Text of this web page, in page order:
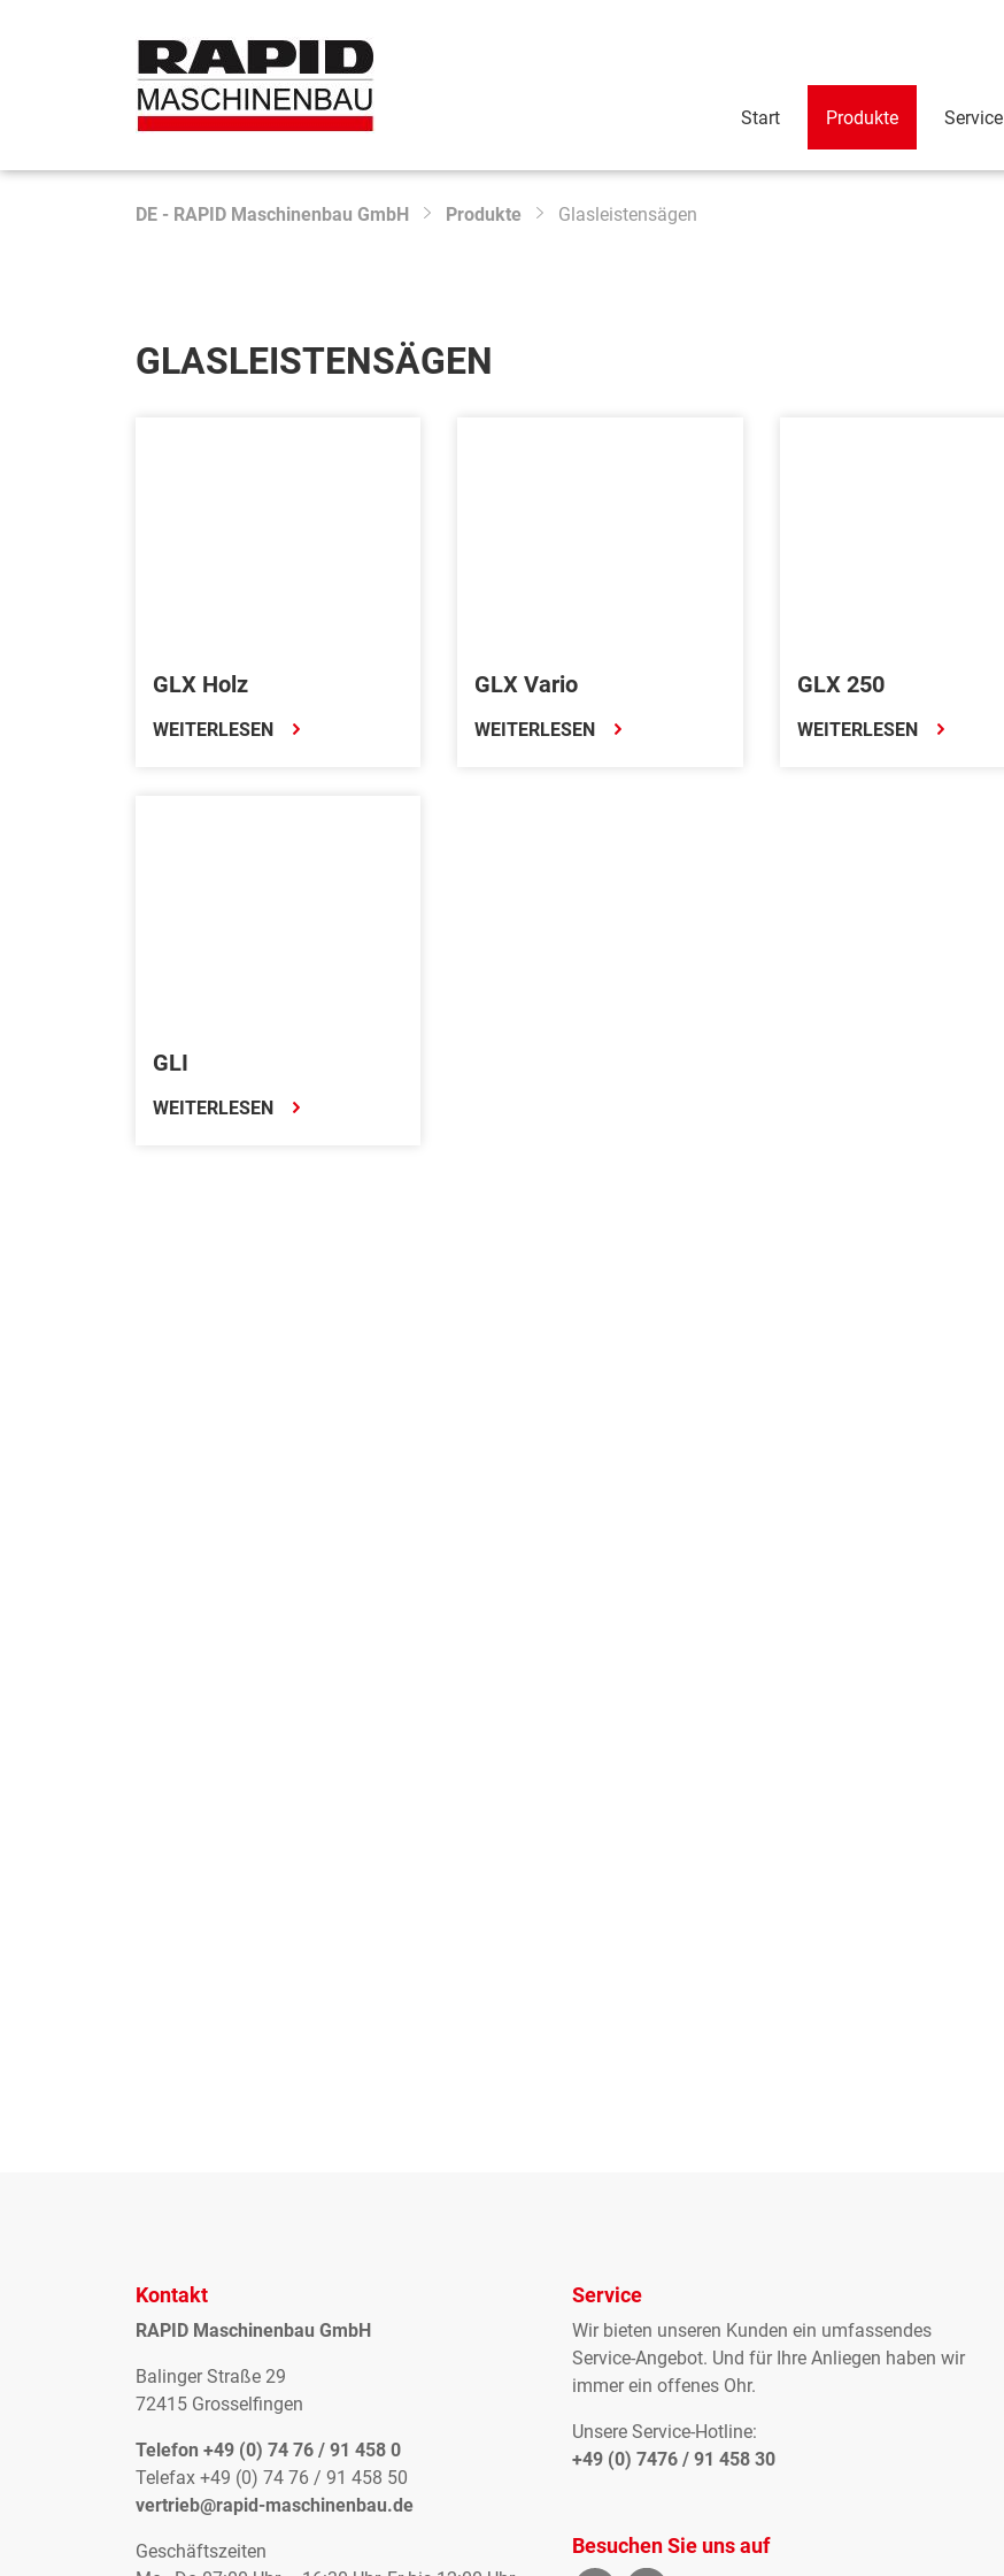
Start Produkte Service
DE - RAPID Maschinenbau GmbH Produkte Glasleistensägen
GLASLEISTENSÄGEN
GLX Holz
WEITERLESEN
GLX Vario
WEITERLESEN
GLX 250
WEITERLESEN
GLI
WEITERLESEN
Kontakt
RAPID Maschinenbau GmbH
Balinger Straße 29
72415 Grosselfingen
Telefon +49 (0) 74 76 / 91 458 0
Telefax +49 (0) 74 76 / 91 458 50
vertrieb@rapid-maschinenbau.de
Geschäftszeiten
Service
Wir bieten unseren Kunden ein umfassendes
Service-Angebot. Und für Ihre Anliegen haben wir
immer ein offenes Ohr.
Unsere Service-Hotline:
+49 (0) 7476 / 91 458 30
Besuchen Sie uns auf